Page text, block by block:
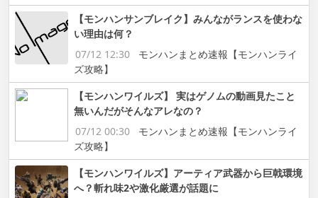
【モンハンサンブレイク】みんながランスを使わな
い理由は何？
07/12 12:30
モンハンまとめ速報【モンハンライ
ズ攻略】
【モンハンワイルズ】 実はゲノムの動画見たこと
無いんだがそんなアレなの？
07/12 00:30
モンハンまとめ速報【モンハンライ
ズ攻略】
【モンハンワイルズ】アーティア武器から巨戟環境
へ？斬れ味2や激化厳選が話題に